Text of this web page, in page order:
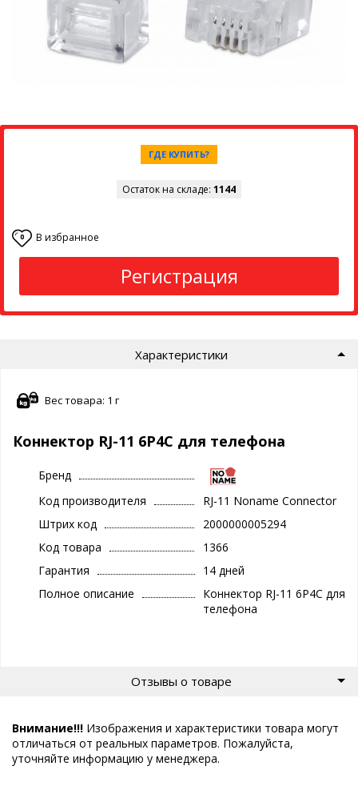
ГДЕ КУПИТЬ?
Остаток на складе: 1144
0 В избранное
Регистрация
Характеристики
Вес товара: 1 г
Коннектор RJ-11 6P4C для телефона
Бренд
Код производителя
RJ-11 Noname Connector
Штрих код
2000000005294
Код товара
1366
Гарантия
14 дней
Полное описание
Коннектор RJ-11 6P4C для
телефона
Отзывы о товаре
Внимание!!! Изображения и характеристики товара могут
отличаться от реальных параметров. Пожалуйста,
уточняйте информацию у менеджера.